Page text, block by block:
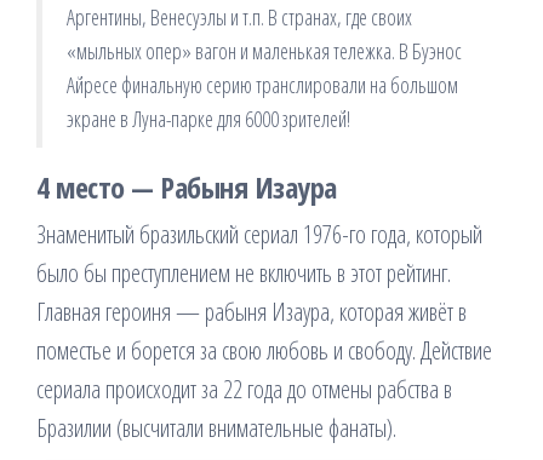
Аргентины, Венесуэлы и т.п. В странах, где своих
«мыльных опер» вагон и маленькая тележка. В Буэнос
Айресе финальную серию транслировали на большом
экране в Луна-парке для 6000 зрителей!
4 место — Рабыня Изаура
Знаменитый бразильский сериал 1976-го года, который
было бы преступлением не включить в этот рейтинг.
Главная героиня — рабыня Изаура, которая живёт в
поместье и борется за свою любовь и свободу. Действие
сериала происходит за 22 года до отмены рабства в
Бразилии (высчитали внимательные фанаты).